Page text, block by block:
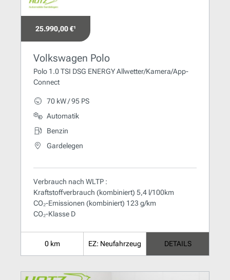
25.990,00 €¹
Volkswagen Polo
Polo 1.0 TSI DSG ENERGY Allwetter/Kamera/App-
Connect
70 kW / 95 PS
Automatik
Benzin
Gardelegen
Verbrauch nach WLTP :
Kraftstoffverbrauch (kombiniert) 5,4 l/100km
CO₂-Emissionen (kombiniert) 123 g/km
CO₂-Klasse D
0 km EZ: Neufahrzeug DETAILS